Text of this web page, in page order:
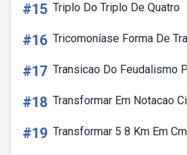
#15 Triplo Do Triplo De Quatro
#16 Tricomoníase Forma De
#17 Transicao Do Feudalismo
#18 Transformar Em Notacao
#19 Transformar 5 8 Km Em Cm